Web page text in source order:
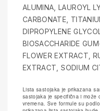
ALUMINA, LAUROYL
CARBONATE,
DIPROPYLENE
BIOSACCHARIDE
FLOWER EXTRACT,
EXTRACT, SODIUM
Lista sastojaka je prikazana
sastojaka je specifična i može
vremena. Sve formule su